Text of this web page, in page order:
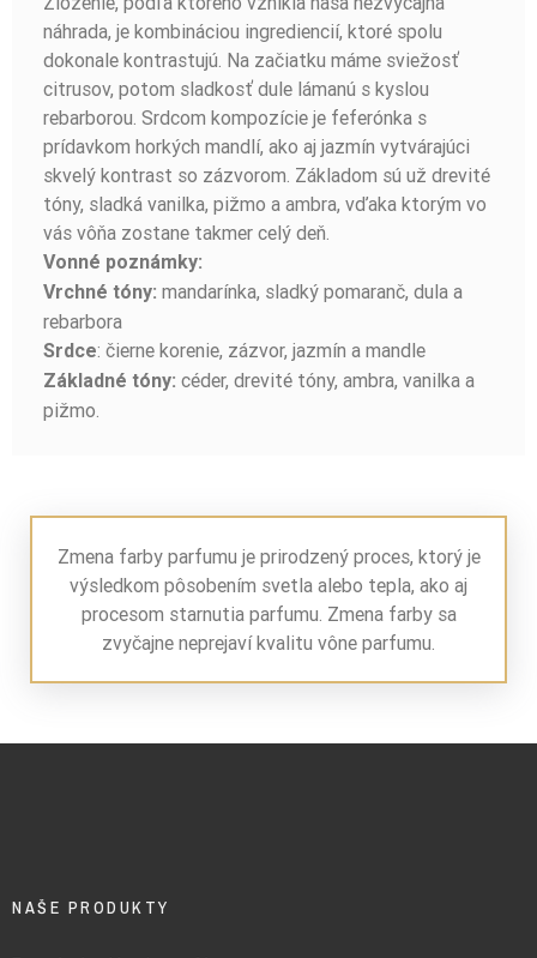
náhrada, je kombináciou ingrediencií, ktoré spolu
dokonale kontrastujú. Na začiatku máme sviežosť
citrusov, potom sladkosť dule lámanú s kyslou
rebarborou. Srdcom kompozície je feferónka s
prídavkom horkých mandlí, ako aj jazmín vytvárajúci
skvelý kontrast so zázvorom. Základom sú už drevité
tóny, sladká vanilka, pižmo a ambra, vďaka ktorým vo
vás vôňa zostane takmer celý deň.
Vonné poznámky:
Vrchné tóny: mandarínka, sladký pomaranč, dula a
rebarbora
Srdce: čierne korenie, zázvor, jazmín a mandle
Základné tóny: céder, drevité tóny, ambra, vanilka a
pižmo.
Zmena farby parfumu je prirodzený proces, ktorý je
výsledkom pôsobením svetla alebo tepla, ako aj
procesom starnutia parfumu. Zmena farby sa
zvyčajne neprejaví kvalitu vône parfumu.
NAŠE PRODUKTY